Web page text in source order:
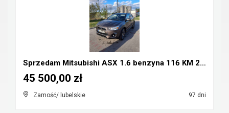
Sprzedam Mitsubishi ASX 1.6 benzyna 116 KM 2016r
Zamość/ lubelskie 97 dni
45 500,00 zł